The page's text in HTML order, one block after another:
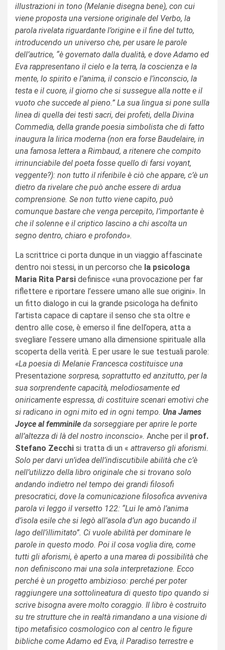
illustrazioni in tono (Melanie disegna bene), con cui
viene proposta una versione originale del Verbo, la
parola rivelata riguardante l’origine e il fine del tutto,
introducendo un universo che, per usare le parole
dell’autrice, “è governato dalla dualità, e dove Adamo ed
Eva rappresentano il cielo e la terra, la coscienza e la
mente, lo spirito e l’anima, il conscio e l’inconscio, la
testa e il cuore, il giorno che si sussegue alla notte e il
vuoto che succede al pieno.” La sua lingua si pone sulla
linea di quella dei testi sacri, dei profeti, della Divina
Commedia, della grande poesia simbolista che di fatto
inaugura la lirica moderna (non era forse Baudelaire, in
una famosa lettera a Rimbaud, a ritenere che compito
irrinunciabile del poeta fosse quello di farsi voyant,
veggente?): non tutto il riferibile è ciò che appare, c’è un
dietro da rivelare che può anche essere di ardua
comprensione. Se non tutto viene capito, può
comunque bastare che venga percepito, l’importante è
che il solenne e il criptico lascino a chi ascolta un
segno dentro, chiaro e profondo».
La scrittrice ci porta dunque in un viaggio affascinate
dentro noi stessi, in un percorso che la psicologa
Maria Rita Parsi definisce «una provocazione per far
riflettere e riportare l’essere umano alle sue origini». In
un fitto dialogo in cui la grande psicologa ha definito
l’artista capace di captare il senso che sta oltre e
dentro alle cose, è emerso il fine dell’opera, atta a
svegliare l’essere umano alla dimensione spirituale alla
scoperta della verità. E per usare le sue testuali parole:
«La poesia di Melanie Francesca costituisce una
Presentazione sorpresa, soprattutto ed anzitutto, per la
sua sorprendente capacità, melodiosamente ed
oniricamente espressa, di costituire scenari emotivi che
si radicano in ogni mito ed in ogni tempo. Una James
Joyce al femminile da sorseggiare per aprire le porte
all’altezza di là del nostro inconscio». Anche per il prof.
Stefano Zecchi si tratta di un « attraverso gli aforismi.
Solo per darvi un’idea dell’indiscutibile abilità che c’è
nell’utilizzo della libro originale che si trovano solo
andando indietro nel tempo dei grandi filosofi
presocratici, dove la comunicazione filosofica avveniva
parola vi leggo il versetto 122: “Lui le amò l’anima
d’isola esile che si legò all’asola d’un ago bucando il
lago dell’illimitato”. Ci vuole abilità per dominare le
parole in questo modo. Poi il cosa voglia dire, come
tutti gli aforismi, è aperto a una marea di possibilità che
non definiscono mai una sola interpretazione. Ecco
perché è un progetto ambizioso: perché per poter
raggiungere una sottolineatura di questo tipo quando si
scrive bisogna avere molto coraggio. Il libro è costruito
su tre strutture che in realtà rimandano a una visione di
tipo metafisico cosmologico con al centro le figure
bibliche come Adamo ed Eva, il Paradiso terrestre e